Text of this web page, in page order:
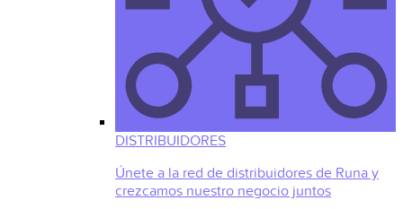
DISTRIBUIDORES
Únete a la red de distribuidores de Runa y
crezcamos nuestro negocio juntos